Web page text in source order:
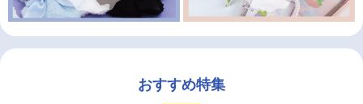
おすすめ特集